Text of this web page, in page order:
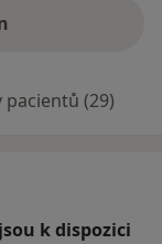
pacientů (29)
k dispozici